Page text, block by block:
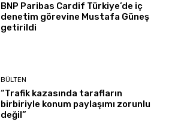
BNP Paribas Cardif Türkiye’de iç
denetim görevine Mustafa Güneş
getirildi
BÜLTEN
“Trafik kazasında tarafların
birbiriyle konum paylaşımı zorunlu
değil”